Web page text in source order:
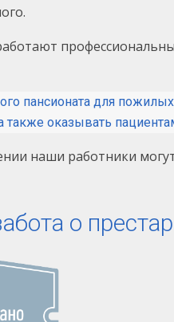
пансионата для
также оказывать
наши работники
о